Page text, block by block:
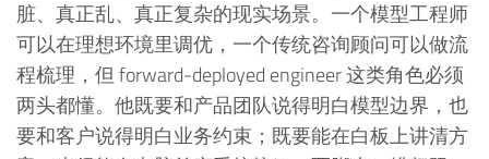
脏、真正乱、真正复杂的现实场景。一个模型工程师
可以在理想环境里调优，一个传统咨询顾问可以做流
程梳理，但 forward-deployed engineer 这类角色必须
两头都懂。他既要和产品团队说得明白模型边界，也
要和客户说得明白业务约束；既要能在白板上讲清方